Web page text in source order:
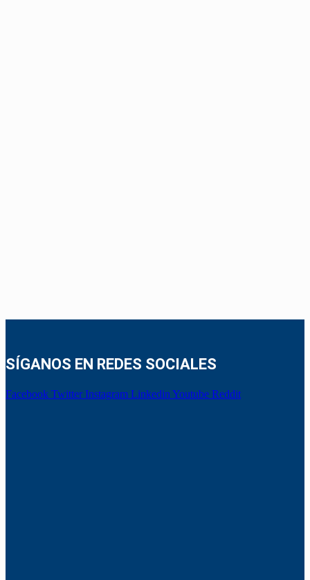
SÍGANOS EN REDES SOCIALES
Facebook Twitter Instagram Linkedin Youtube Reddit